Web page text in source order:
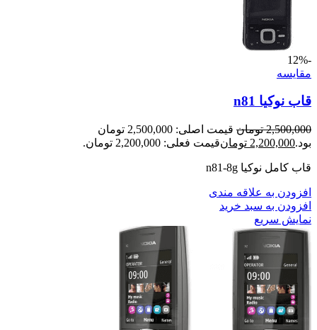
-12%
مقايسه
قاب نوکیا n81
2,500,000 تومان
قیمت اصلی: 2,500,000 تومان
بود.2,200,000 تومانقیمت فعلی: 2,200,000 تومان.
قاب کامل نوکیا n81-8g
افزودن به علاقه مندی
افزودن به سبد خرید
نمایش سریع